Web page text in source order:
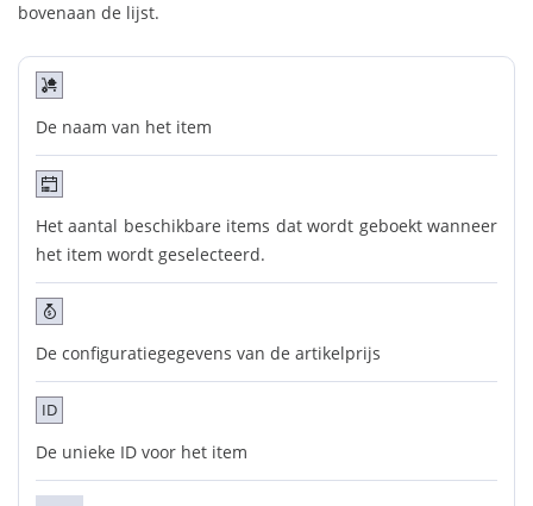
bovenaan de lijst.
De naam van het item
Het aantal beschikbare items dat wordt geboekt wanneer
het item wordt geselecteerd.
De configuratiegegevens van de artikelprijs
ID
De unieke ID voor het item